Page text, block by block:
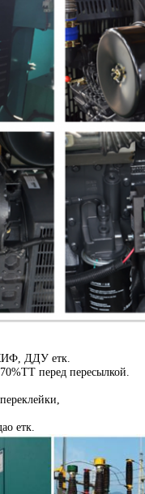
ДДУ етк.
перед пересылкой.
етк.